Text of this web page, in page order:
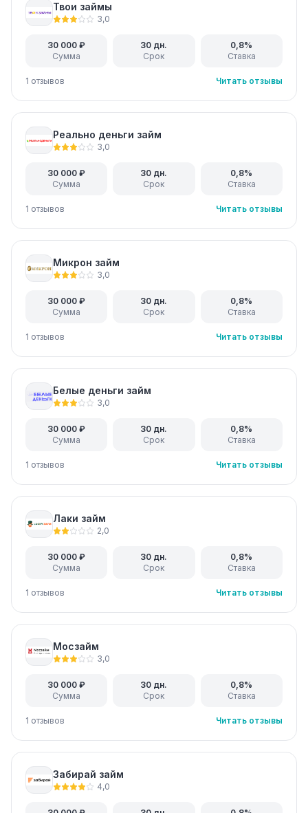
Твои займы
3,0
30 000 ₽
Сумма
30 дн.
Срок
0,8%
Ставка
1 отзывов Читать отзывы
Реально деньги займ
3,0
30 000 ₽
Сумма
30 дн.
Срок
0,8%
Ставка
1 отзывов Читать отзывы
Микрон займ
3,0
30 000 ₽
Сумма
30 дн.
Срок
0,8%
Ставка
1 отзывов Читать отзывы
Белые деньги займ
3,0
30 000 ₽
Сумма
30 дн.
Срок
0,8%
Ставка
1 отзывов Читать отзывы
Лаки займ
2,0
30 000 ₽
Сумма
30 дн.
Срок
0,8%
Ставка
1 отзывов Читать отзывы
Мосзайм
3,0
30 000 ₽
Сумма
30 дн.
Срок
0,8%
Ставка
1 отзывов Читать отзывы
Забирай займ
4,0